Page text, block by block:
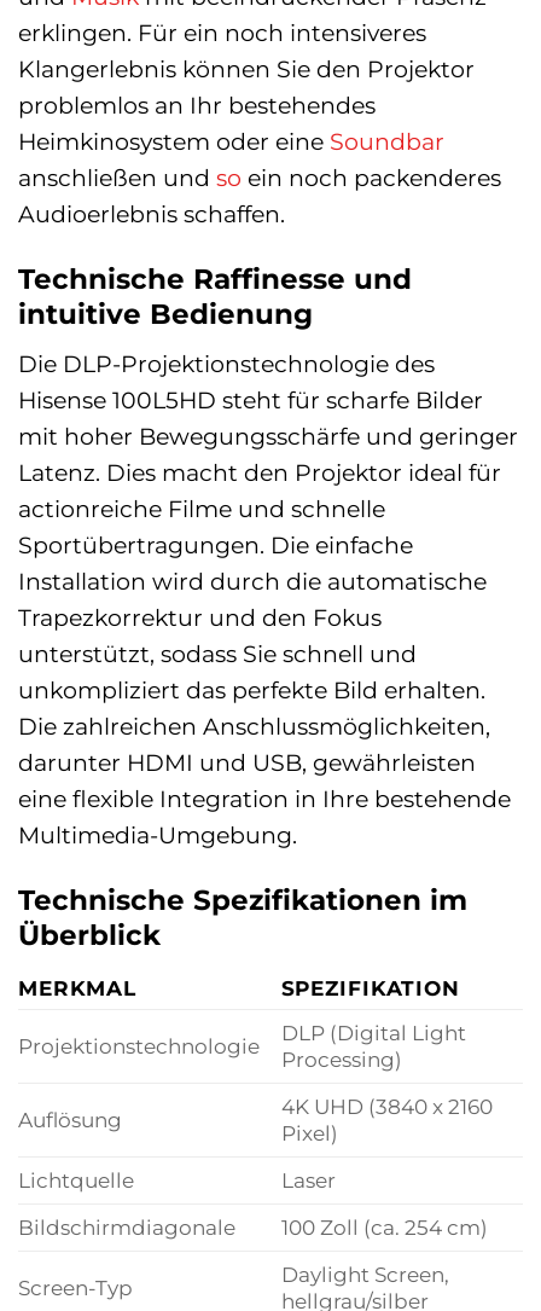
erklingen. Für ein noch intensiveres
Klangerlebnis können Sie den Projektor
problemlos an Ihr bestehendes
Heimkinosystem oder eine Soundbar
anschließen und so ein noch packenderes
Audioerlebnis schaffen.
Technische Raffinesse und
intuitive Bedienung
Die DLP-Projektionstechnologie des
Hisense 100L5HD steht für scharfe Bilder
mit hoher Bewegungsschärfe und geringer
Latenz. Dies macht den Projektor ideal für
actionreiche Filme und schnelle
Sportübertragungen. Die einfache
Installation wird durch die automatische
Trapezkorrektur und den Fokus
unterstützt, sodass Sie schnell und
unkompliziert das perfekte Bild erhalten.
Die zahlreichen Anschlussmöglichkeiten,
darunter HDMI und USB, gewährleisten
eine flexible Integration in Ihre bestehende
Multimedia-Umgebung.
Technische Spezifikationen im
Überblick
MERKMAL SPEZIFIKATION
Projektionstechnologie
DLP (Digital Light
Processing)
Auflösung
4K UHD (3840 x 2160
Pixel)
Lichtquelle
Laser
Bildschirmdiagonale
100 Zoll (ca. 254 cm)
Screen-Typ
Daylight Screen,
hellgrau/silber